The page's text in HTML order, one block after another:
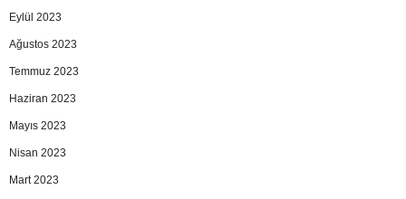
Eylül 2023
Ağustos 2023
Temmuz 2023
Haziran 2023
Mayıs 2023
Nisan 2023
Mart 2023